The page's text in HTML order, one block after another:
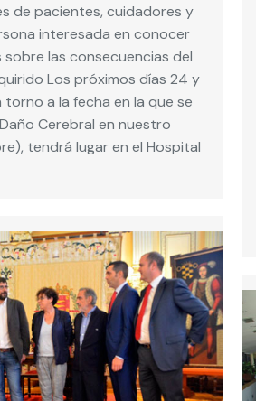
de pacientes, cuidadores y
interesada en conocer
las consecuencias del
Los próximos días 24 y
a la fecha en la que se
Cerebral en nuestro
tendrá lugar en el Hospital